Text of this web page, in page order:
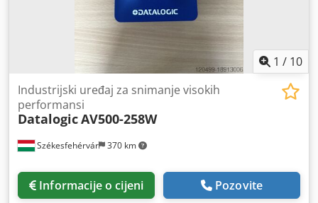
1 / 10
Székesfehérvár 370 km
Industrijski uređaj za snimanje visokih
performansi
DatalogicAV500-258W
Informacije o cijeni Pozovite